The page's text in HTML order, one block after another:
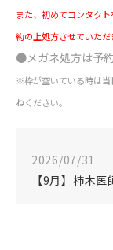
また、初めてコンタク
約の上処方させていただ
●メガネ処方は予
※枠が空いている時は当
ねください。
2026/07/31
【9月】柿木